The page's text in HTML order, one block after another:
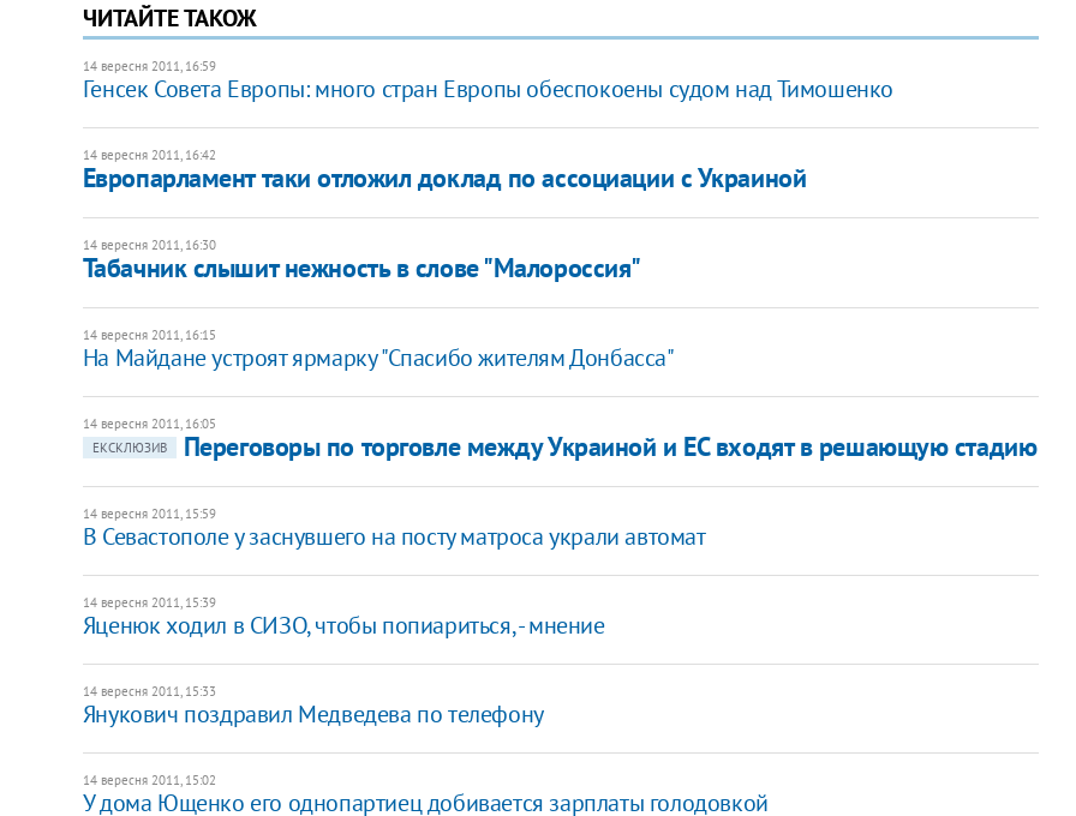
ЧИТАЙТЕ ТАКОЖ
14 вересня 2011, 16:59
Генсек Совета Европы: много стран Европы обеспокоены судом над Тимошенко
14 вересня 2011, 16:42
Европарламент таки отложил доклад по ассоциации с Украиной
14 вересня 2011, 16:30
Табачник слышит нежность в слове "Малороссия"
14 вересня 2011, 16:15
На Майдане устроят ярмарку "Спасибо жителям Донбасса"
14 вересня 2011, 16:05
ЕКСКЛЮЗИВ
Переговоры по торговле между Украиной и ЕС входят в решающую стадию
14 вересня 2011, 15:59
В Севастополе у заснувшего на посту матроса украли автомат
14 вересня 2011, 15:39
Яценюк ходил в СИЗО, чтобы попиариться, - мнение
14 вересня 2011, 15:33
Янукович поздравил Медведева по телефону
14 вересня 2011, 15:02
У дома Ющенко его однопартиец добивается зарплаты голодовкой